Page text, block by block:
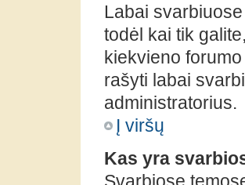
Labai
todėl kai tik
kiekvieno
rašyti labai
administratorius.
Į viršų
Kas yra